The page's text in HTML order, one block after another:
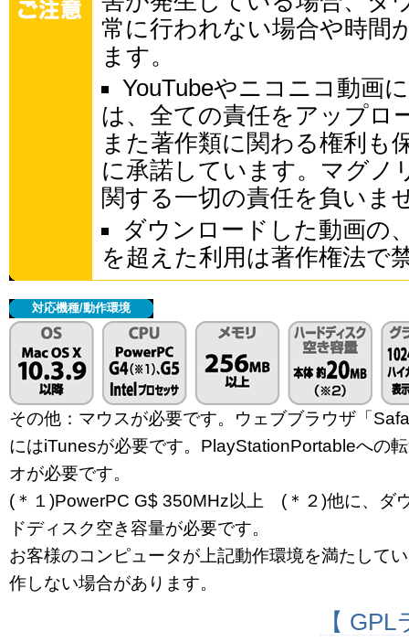
常に行われない場合や時間
ます。
YouTubeやニコニコ動画
は、全ての責任をアップロ
また著作類に関わる権利も
に承諾しています。マグノ
関する一切の責任を負いま
ダウンロードした動画の
を超えた利用は著作権法で
対応機種/動作環境
その他：マウスが必要です。ウェブブラウザ「
にはiTunesが必要です。PlayStationPortableへの
オが必要です。
(＊１)PowerPC G$ 350MHz以上 (＊２)他に、ダ
ドディスク空き容量が必要です。
お客様のコンピュータが上記動作環境を満たして
作しない場合があります。
【